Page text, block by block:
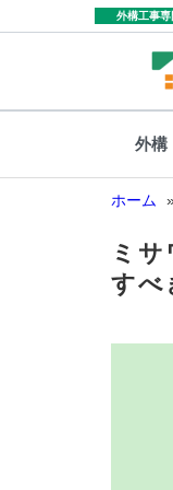
外構工事専
外構
ホーム
ミ
すべ